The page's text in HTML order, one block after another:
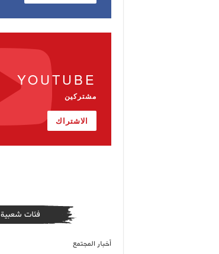
YOUTUBE
مشتركين
الاشتراك
فئات شعبية
أخبار المجتمع